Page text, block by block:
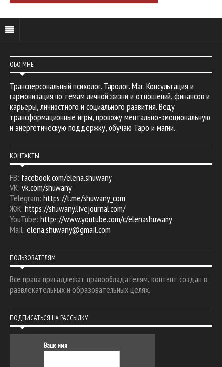
ОБО МНЕ
Трансперсональный психолог. Таролог. Маг. Консультация и
гармонизация по темам личной жизни и отношений, финансов и
карьеры, личностного и социального развития. Веду
трансформационные игры, провожу ментально-эмоциональную
и энергетическую поддержку, обучаю Таро и магии.
КОНТАКТЫ
FB: facebook.com/elena.shuwany
VK: vk.com/shuwany
Telegram: https://t.me/shuwany_com
ЖЖ: https://shuwany.livejournal.com/
YouTube: https://www.youtube.com/c/elenashuwany
Mail: elena.shuwany@gmail.com
ПОЛЬЗОВАТЕЛЯМ
Все права принадлежат правообладателям, контент создан в
развлекательных и образовательных целях.
ПОДПИСАТЬСЯ НА РАССЫЛКУ
Ваше имя